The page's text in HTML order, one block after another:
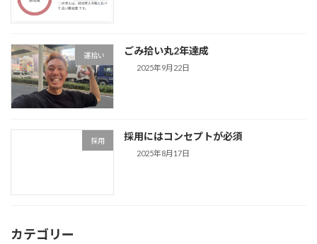
運拾い ごみ拾い丸2年達成
2025年9月22日
採用 採用にはコンセプトが必須
2025年8月17日
カテゴリー